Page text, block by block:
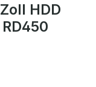
HDD